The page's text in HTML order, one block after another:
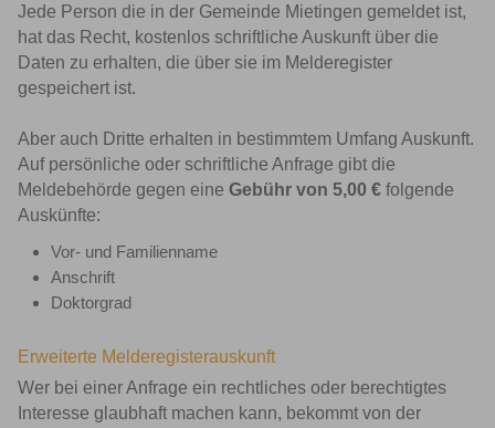
Jede Person die in der Gemeinde Mietingen gemeldet ist,
hat das Recht, kostenlos schriftliche Auskunft über die
Daten zu erhalten, die über sie im Melderegister
gespeichert ist.
Aber auch Dritte erhalten in bestimmtem Umfang Auskunft.
Auf persönliche oder schriftliche Anfrage gibt die
Meldebehörde gegen eine Gebühr von 5,00 €folgende
Auskünfte:
Vor- und Familienname
Anschrift
Doktorgrad
Erweiterte Melderegisterauskunft
Wer bei einer Anfrage ein rechtliches oder berechtigtes
Interesse glaubhaft machen kann, bekommt von der